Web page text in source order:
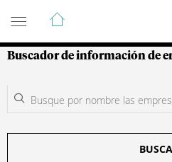
Guía de Empresas
Buscador de información de